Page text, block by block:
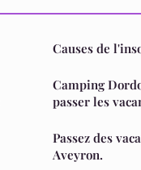
Causes de
Camping
passer les
Passez des
Aveyron.